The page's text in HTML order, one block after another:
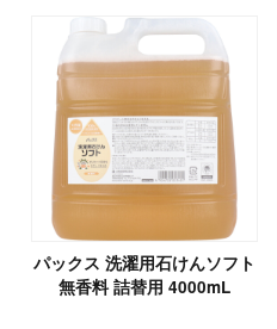
パックス 洗濯用石けんソフト
無香料 詰替用 4000mL